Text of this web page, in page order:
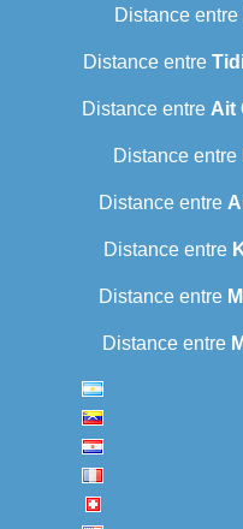
Distance entre
Distance entre
Distance entre Ait
Distance entre
Distance entre
Distance entre
Distance entre
Distance entre